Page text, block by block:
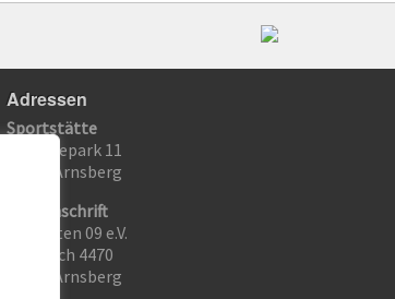
Adressen
Sportstätte
Am Solepark 11
59759 Arnsberg
Postanschrift
SV Hüsten 09 e.V.
Postfach 4470
59738 Arnsberg